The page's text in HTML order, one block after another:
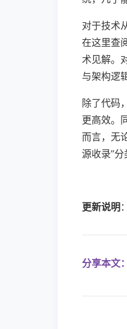
对于技术
在这里查
术见解。
与架构逻
除了代码
更高效。
而言，无
源收录”分
更新说明
分享本文：